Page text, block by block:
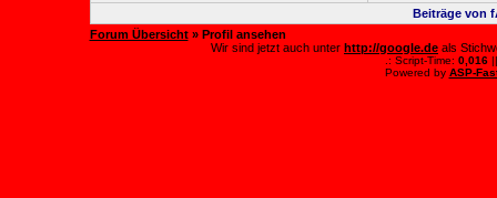
Beiträge von
Forum Übersicht» Profil ansehen
Wir sind jetzt auch unter http://google.de als
.: Script-Time: 0,016||
Powered by ASP-